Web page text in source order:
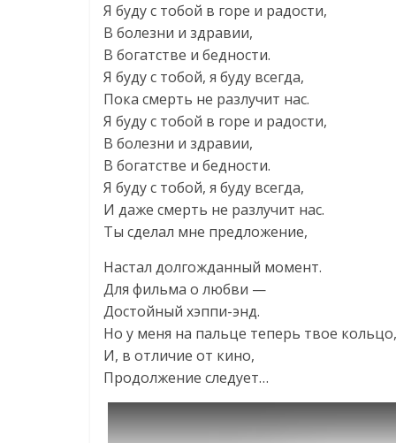
Я буду с тобой в горе и радости,
В болезни и здравии,
В богатстве и бедности.
Я буду с тобой, я буду всегда,
Пока смерть не разлучит нас.
Я буду с тобой в горе и радости,
В болезни и здравии,
В богатстве и бедности.
Я буду с тобой, я буду всегда,
И даже смерть не разлучит нас.
Ты сделал мне предложение,
Настал долгожданный момент.
Для фильма о любви —
Достойный хэппи-энд.
Но у меня на пальце теперь твое кольцо,
И, в отличие от кино,
Продолжение следует…